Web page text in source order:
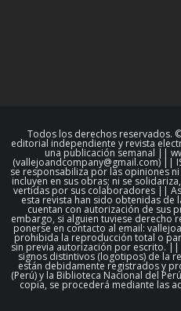
Todos los derechos reservados.
editorial independiente y revista
una publicación semanal ||
(vallejoandcompany@gmail.com) ||
se responsabiliza por las opiniones
incluyen en sus obras; ni se
vertidas por sus colaboradores ||
esta revista han sido obtenidas
cuentan con autorización de sus
embargo, si alguien tuviese derecho
ponerse en contacto al email:
prohibida la reproducción total o
sin previa autorización por escrito.
signos distintivos (logotipos) de la
están debidamente registrados y
(Perú) y la Biblioteca Nacional del
copia, se procederá mediante las